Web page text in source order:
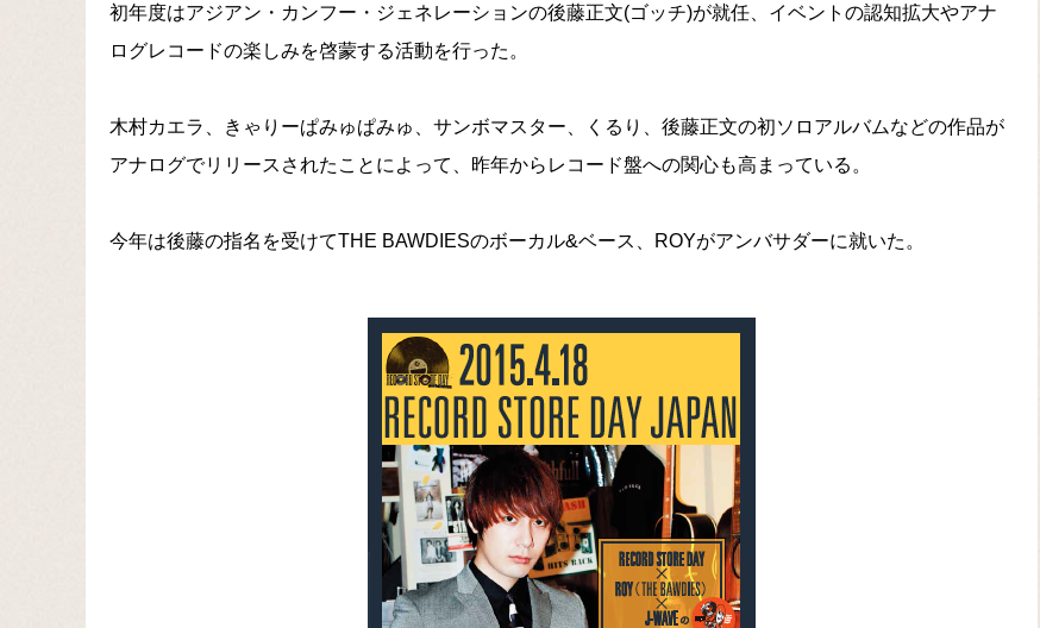
初年度はアジアン・カンフー・ジェネレーションの後藤正文(ゴッチ)が就任、イベントの認知拡大やアナ
ログレコードの楽しみを啓蒙する活動を行った。
木村カエラ、きゃりーぱみゅぱみゅ、サンボマスター、くるり、後藤正文の初ソロアルバムなどの作品が
アナログでリリースされたことによって、昨年からレコード盤への関心も高まっている。
今年は後藤の指名を受けてTHE BAWDIESのボーカル&ベース、ROYがアンバサダーに就いた。